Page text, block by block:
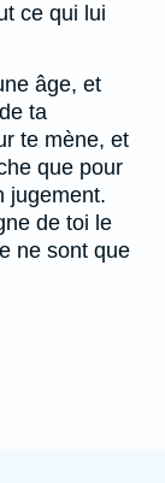
ce qui lui
âge, et
ta
te mène, et
que pour
jugement.
de toi le
ne sont que